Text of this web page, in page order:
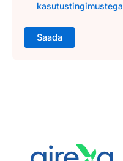
kasutustingimustega